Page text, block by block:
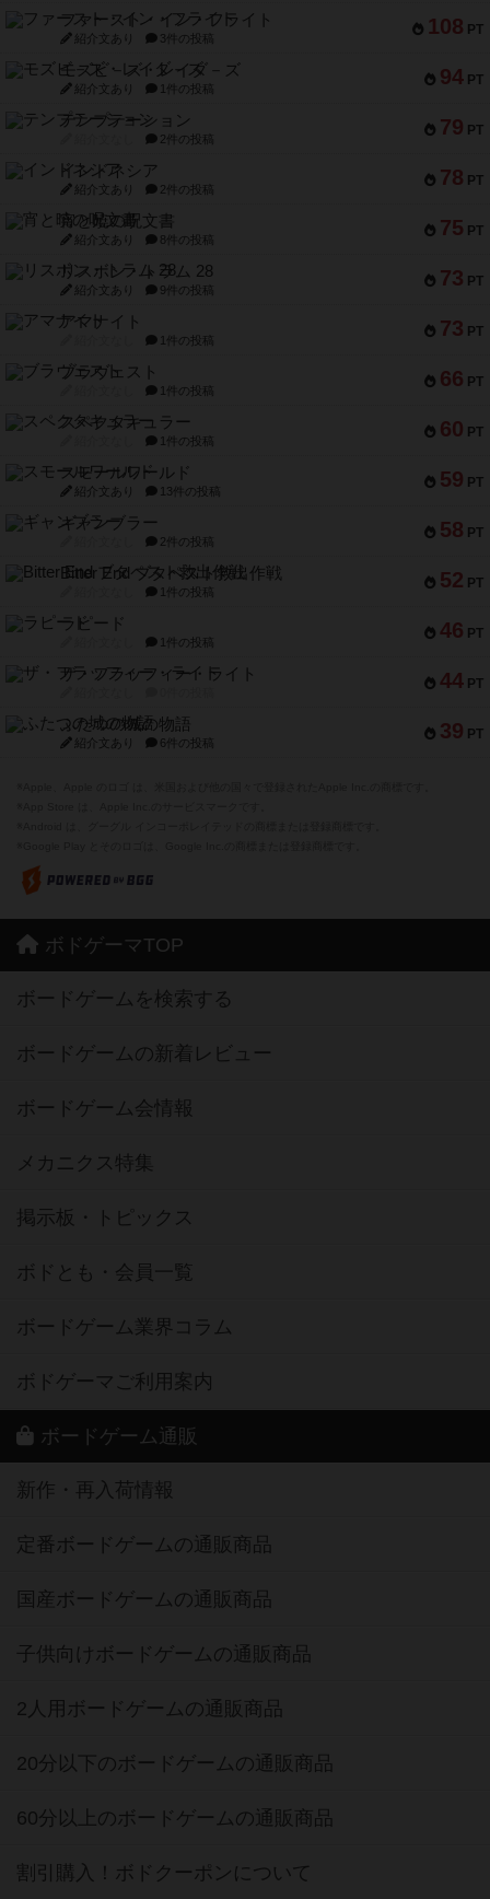
108 PT
ファースト・イン・フライト
紹介文あり 3件の投稿
94 PT
モズビ－ズ・レイダ－ズ
紹介文あり 1件の投稿
79 PT
テンプテーション
2件の投稿
78 PT
インドネシア
紹介文あり 2件の投稿
75 PT
宵と暁の呪文書
紹介文あり 8件の投稿
73 PT
リスボン・トラム 28
紹介文あり 9件の投稿
73 PT
アマナイト
1件の投稿
66 PT
ブラヴェスト
1件の投稿
60 PT
スペクタキュラー
1件の投稿
59 PT
スモールワールド
紹介文あり 13件の投稿
58 PT
ギャンブラー
2件の投稿
52 PT
Bitter End ブタペスト救出作戦
1件の投稿
46 PT
ラピード
1件の投稿
44 PT
ザ・フラッフィー・ライト
39 PT
ふたつの城の物語
紹介文あり 6件の投稿
ボドゲーマTOP
ボードゲームを検索する
ボードゲームの新着レビュー
ボードゲーム会情報
メカニクス特集
掲示板・トピックス
ボドとも・会員一覧
ボードゲーム業界コラム
ボドゲーマご利用案内
ボードゲーム通販
新作・再入荷情報
定番ボードゲームの通販商品
国産ボードゲームの通販商品
子供向けボードゲームの通販商品
2人用ボードゲームの通販商品
20分以下のボードゲームの通販商品
60分以上のボードゲームの通販商品
割引購入！ボドクーポンについて